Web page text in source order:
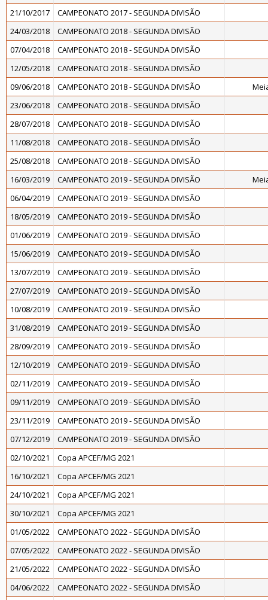
21/10/2017
CAMPEONATO 2017 - SEGUNDA DIVISÃO
24/03/2018
CAMPEONATO 2018 - SEGUNDA DIVISÃO
07/04/2018
CAMPEONATO 2018 - SEGUNDA DIVISÃO
12/05/2018
CAMPEONATO 2018 - SEGUNDA DIVISÃO
09/06/2018
CAMPEONATO 2018 - SEGUNDA DIVISÃO
23/06/2018
CAMPEONATO 2018 - SEGUNDA DIVISÃO
28/07/2018
CAMPEONATO 2018 - SEGUNDA DIVISÃO
11/08/2018
CAMPEONATO 2018 - SEGUNDA DIVISÃO
25/08/2018
CAMPEONATO 2018 - SEGUNDA DIVISÃO
16/03/2019
CAMPEONATO 2019 - SEGUNDA DIVISÃO
06/04/2019
CAMPEONATO 2019 - SEGUNDA DIVISÃO
18/05/2019
CAMPEONATO 2019 - SEGUNDA DIVISÃO
01/06/2019
CAMPEONATO 2019 - SEGUNDA DIVISÃO
15/06/2019
CAMPEONATO 2019 - SEGUNDA DIVISÃO
13/07/2019
CAMPEONATO 2019 - SEGUNDA DIVISÃO
27/07/2019
CAMPEONATO 2019 - SEGUNDA DIVISÃO
10/08/2019
CAMPEONATO 2019 - SEGUNDA DIVISÃO
31/08/2019
CAMPEONATO 2019 - SEGUNDA DIVISÃO
28/09/2019
CAMPEONATO 2019 - SEGUNDA DIVISÃO
12/10/2019
CAMPEONATO 2019 - SEGUNDA DIVISÃO
02/11/2019
CAMPEONATO 2019 - SEGUNDA DIVISÃO
09/11/2019
CAMPEONATO 2019 - SEGUNDA DIVISÃO
23/11/2019
CAMPEONATO 2019 - SEGUNDA DIVISÃO
07/12/2019
CAMPEONATO 2019 - SEGUNDA DIVISÃO
02/10/2021
Copa APCEF/MG 2021
16/10/2021
Copa APCEF/MG 2021
24/10/2021
Copa APCEF/MG 2021
30/10/2021
Copa APCEF/MG 2021
01/05/2022
CAMPEONATO 2022 - SEGUNDA DIVISÃO
07/05/2022
CAMPEONATO 2022 - SEGUNDA DIVISÃO
21/05/2022
CAMPEONATO 2022 - SEGUNDA DIVISÃO
04/06/2022
CAMPEONATO 2022 - SEGUNDA DIVISÃO